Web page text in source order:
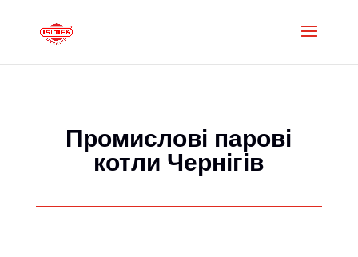
Промислові парові
котли Чернігів